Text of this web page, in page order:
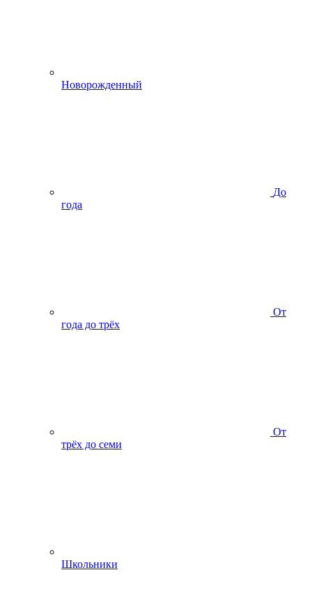
Новорожденный
До
года
От
года до трёх
От
трёх до семи
Школьники